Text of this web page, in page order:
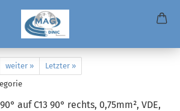
weiter »
Letzter »
auf C13 90° rechts, 0,75mm², VDE,